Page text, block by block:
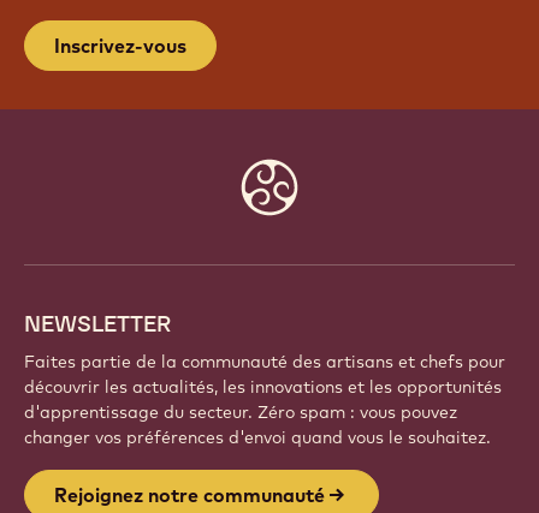
Inscrivez-vous
NEWSLETTER
Faites partie de la communauté des artisans et chefs pour
découvrir les actualités, les innovations et les opportunités
d'apprentissage du secteur. Zéro spam : vous pouvez
changer vos préférences d'envoi quand vous le souhaitez.
Rejoignez notre communauté